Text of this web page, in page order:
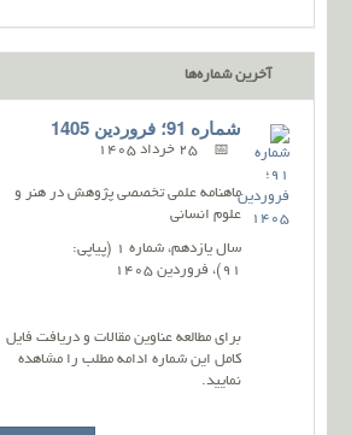
آخرین شماره‌ها
شماره 91؛ فروردین 1405
25 خرداد 1405
ماهنامه علمی تخصصی پژوهش در هنر و
علوم انسانی
سال یازدهم، شماره 1 (پیاپی:
91)، فروردین 1405
برای مطالعه عناوین مقالات و دریافت فایل
کامل این شماره ادامه مطلب را مشاهده
نمایید.